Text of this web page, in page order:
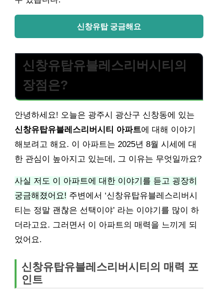
신창유탑 궁금해요
신창유탑유블레스리버시티의
장점은?
안녕하세요! 오늘은 광주시 광산구 신창동에 있는
신창유탑유블레스리버시티 아파트에 대해 이야기
해보려고 해요. 이 아파트는 2025년 8월 시세에 대
한 관심이 높아지고 있는데, 그 이유는 무엇일까요?
사실 저도 이 아파트에 대한 이야기를 듣고 굉장히
궁금해졌어요! 주변에서 ‘신창유탑유블레스리버시
티는 정말 괜찮은 선택이야’ 라는 이야기를 많이 하
더라고요. 그러면서 이 아파트의 매력을 느끼게 되
었어요.
신창유탑유블레스리버시티의 매력 포
인트